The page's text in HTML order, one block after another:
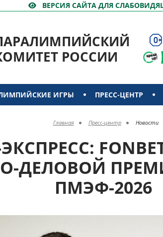
ВЕРСИЯ САЙТА ДЛЯ
РОССИИ
ИГРЫ ПРЕСС-ЦЕНТР
Главная Пресс-центр Новости
ДЕЛОВОЙ
ПМЭФ-2026